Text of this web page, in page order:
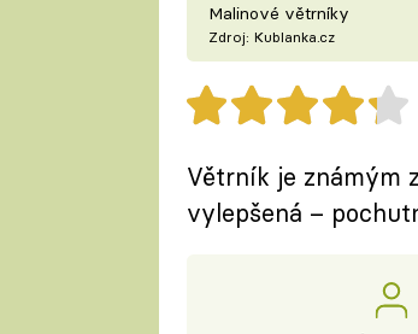
Malinové větrníky
Zdroj: Kublanka.cz
Větrník je známým
vylepšená –